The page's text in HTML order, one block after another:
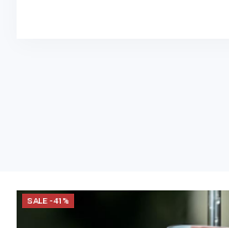
SALE -41%